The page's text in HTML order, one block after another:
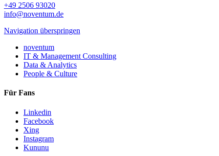
+49 2506 93020
info@noventum.de
Navigation überspringen
noventum
IT & Management Consulting
Data & Analytics
People & Culture
Für Fans
Linkedin
Facebook
Xing
Instagram
Kununu